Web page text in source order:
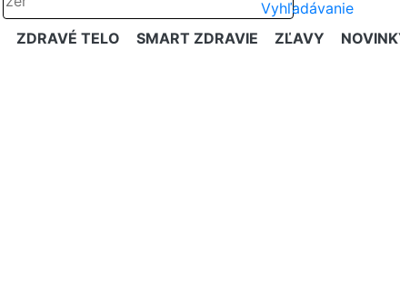
ZDRAVÉ TELO SMART ZDRAVIE ZĽAVY